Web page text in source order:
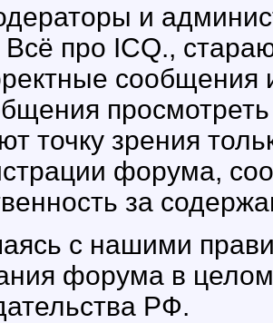
и
про ICQ.,
сообщения
точку зрения
форума,
за
с нашими
форума в
РФ.